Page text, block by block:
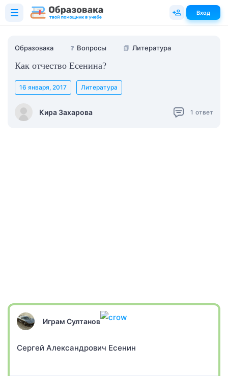
Образовака ❓ Вопросы 📗 Литература
Как отчество Есенина?
Кира Захарова
16 января, 2017 Литература
1 ответ
Играм Султанов
Сергей Александрович Есенин
Вход